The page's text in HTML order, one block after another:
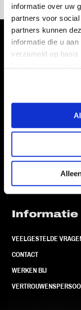
informatie over uw
partners voor
partners kunnen
informatie die u
verzameld op
Volg ons ook via
STADION
Informatie
VEELGESTELDE
CONTACT
WERKEN BIJ